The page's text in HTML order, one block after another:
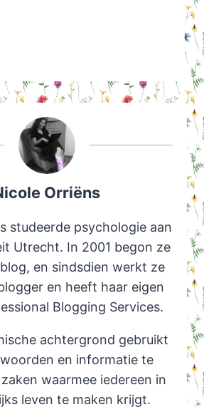
Orriëns
studeerde psychologie aan
Utrecht. In 2001 begon ze
en sindsdien werkt ze
en heeft haar eigen
Blogging Services.
achtergrond gebruikt
en informatie te
waarmee iedereen in
leven te maken krijgt.